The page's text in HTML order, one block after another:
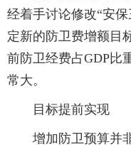
经着手讨论修改“安
定新的防卫费增额目
前防卫经费占GDP比
常大。
目标提前实现
增加防卫预算并